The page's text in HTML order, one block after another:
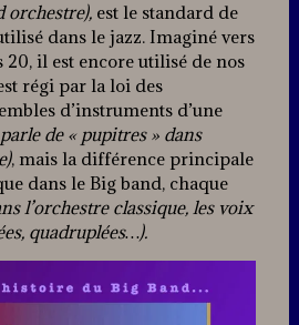
orchestre),est le standard de
dans le jazz. Imaginé vers
20, il est encore utilisé de nos
régi par la loi des
d’instruments d’une
de « pupitres » dans
, mais la différence principale
dans le Big band, chaque
l’orchestre classique, les voix
quadruplées…).